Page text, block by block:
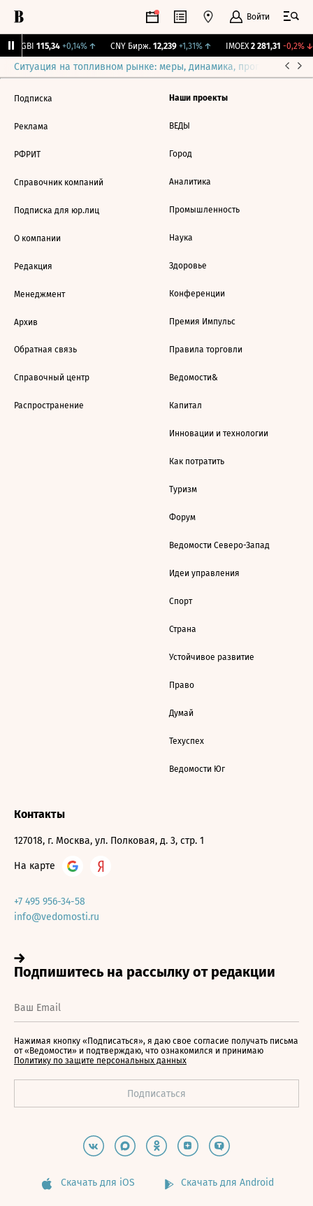
Войти
RGBI 115,34 +0,14%↑ CNY Бирж. 12,239 +1,31%↑ IMOEX 2 281,31 -0,2%↓
Ситуация на топливном рынке: меры, динамика, прогнозы
Подписка
Реклама
РФРИТ
Справочник компаний
Подписка для юр.лиц
О компании
Редакция
Менеджмент
Архив
Обратная связь
Справочный центр
Распространение
Наши проекты
ВЕДЫ
Город
Аналитика
Промышленность
Наука
Здоровье
Конференции
Премия Импульс
Правила торговли
Ведомости&
Капитал
Инновации и технологии
Как потратить
Туризм
Форум
Ведомости Северо-Запад
Идеи управления
Спорт
Страна
Устойчивое развитие
Право
Думай
Техуспех
Ведомости Юг
Контакты
127018, г. Москва, ул. Полковая, д. 3, стр. 1
На карте
+7 495 956-34-58
info@vedomosti.ru
Нажимая кнопку «Подписаться», я даю свое согласие получать письма
от «Ведомости» и подтверждаю, что ознакомился и принимаю
Политику по защите персональных данных
Скачать для iOS Скачать для Android